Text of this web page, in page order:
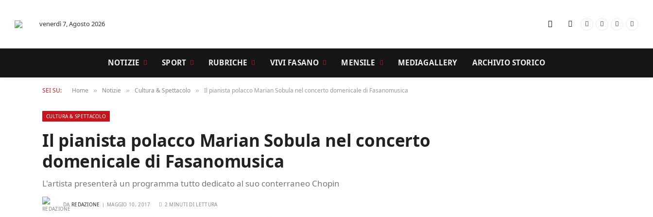
venerdì 7, Agosto 2026 FacebookInstagram
YouTube
RSS
NOTIZIE SPORT RUBRICHE VIVI FASANO MENSILE MEDIAGALLERY ARCHIVIO STORICO
SEI SU: Home » Notizie » Cultura & Spettacolo » Il pianista polacco Marian Sobula nel concerto domenicale di Fasanomusica
CULTURA & SPETTACOLO
Il pianista polacco Marian Sobula nel concerto
domenicale di Fasanomusica
L'artista presenterà un programma tutto dedicato al suo conterraneo Chopin
DA REDAZIONE MAGGIO 10, 2017 2 MINUTI DI LETTURA